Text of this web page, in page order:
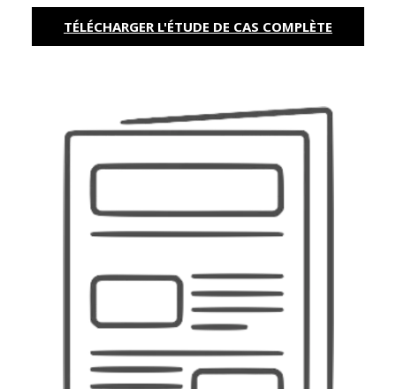
TÉLÉCHARGER L'ÉTUDE DE CAS COMPLÈTE